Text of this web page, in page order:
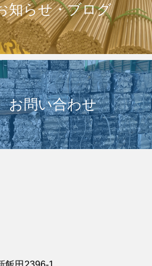
知らせ・ブログ
お問い合わせ